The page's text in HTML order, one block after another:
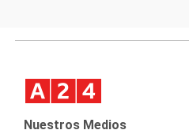
Nuestros Medios